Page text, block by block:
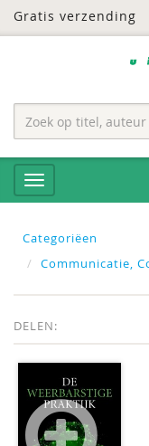
Gratis verzending
Categoriëen
Communicatie,
DELEN: